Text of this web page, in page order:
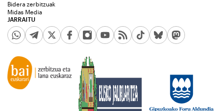
JARRAITU
Bidera zerbitzuak
Midas Media